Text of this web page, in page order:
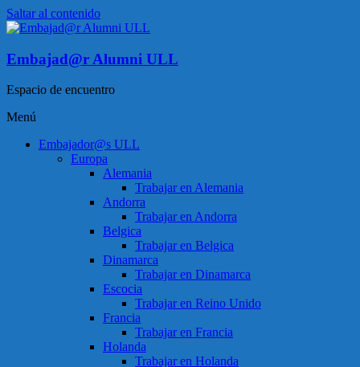
Saltar al contenido
Embajad@r Alumni ULL
Espacio de encuentro
Menú
Embajador@s ULL
Europa
Alemania
Trabajar en Alemania
Andorra
Trabajar en Andorra
Belgica
Trabajar en Belgica
Dinamarca
Trabajar en Dinamarca
Escocia
Trabajar en Reino Unido
Francia
Trabajar en Francia
Holanda
Trabajar en Holanda